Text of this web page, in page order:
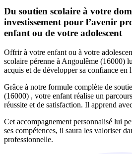
Du soutien scolaire à votre
investissement pour l’avenir
enfant ou de votre adolescent
Offrir à votre enfant ou à votre
scolaire pérenne à Angoulême (16000)
acquis et de développer sa confiance en
Grâce à notre formule complète de
(16000) , votre enfant réalise un
réussite et de satisfaction. Il apprend
Cet accompagnement personnalisé lui
ses compétences, il saura les valoriser
professionnelle.